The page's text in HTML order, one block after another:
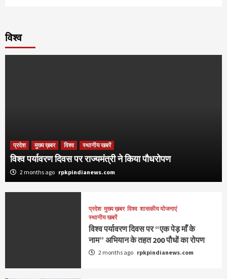
विश्व
प्रदेश मुख्य ख़बर विश्व स्थानीय खबरें
विश्व पर्यावरण दिवस पर राज्यमंत्री ने किया पौधरोपण
2 months ago rpkpindianews.com
प्रदेश मुख्य ख़बर विश्व शासकीय योजनाएं
स्थानीय खबरें
विश्व पर्यावरण दिवस पर “एक पेड़ माँ के
नाम” अभियान के तहत 200 पौधों का रोपण
2 months ago rpkpindianews.com